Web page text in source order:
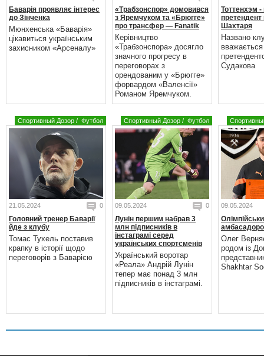
Баварія проявляє інтерес
до Зінченка
Мюнхенська «Баварія»
цікавиться українським
захисником «Арсеналу»
«Трабзонспор» домовився
з Яремчуком та «Брюгге»
про трансфер — Fanatik
Керівництво
«Трабзонспора» досягло
значного прогресу в
переговорах з
орендованим у «Брюгге»
форвардом «Валенсії»
Романом Яремчуком.
Тоттенхэм -
претендент
Шахтаря
Названо
Судакова
Спортивный Дозор / Футбол
21.05.2024 0
Головний тренер Баварії
йде з клубу
Томас Тухель поставив
крапку в історії щодо
переговорів з Баварією
Спортивный Дозор / Футбол
09.05.2024 0
Лунін першим набрав 3
млн підписників в
інстаграмі серед
українських спортсменів
Український воротар
«Реала» Андрій Лунін
тепер має понад 3 млн
підписників в інстаграмі.
09.05.2024
Олег
родом із
Shakhtar